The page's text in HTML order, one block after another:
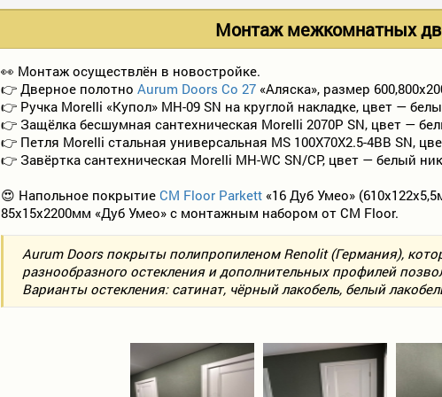
Монтаж межкомнатных
👀 Монтаж осуществлён в новостройке.
👉 Дверное полотно Aurum Doors Co 27 «Аляска», размер
👉 Ручка Morelli «Купол» MH-09 SN на круглой накладке, цвет —
👉 Защёлка бесшумная сантехническая Morelli 2070P SN, цвет —
👉 Петля Morelli стальная универсальная MS 100X70X2.5-4BB SN,
👉 Завёртка сантехническая Morelli MH-WC SN/CP, цвет — белый
😍 Напольное покрытие CM Floor Parkett «16 Дуб Умео»
85х15х2200мм «Дуб Умео» с монтажным набором от CM Floor.
Aurum Doors покрыты полипропиленом Renolit (Германия),
разнообразного остекления и дополнительных профилей
Варианты остекления: сатинат, чёрный лакобель, белый